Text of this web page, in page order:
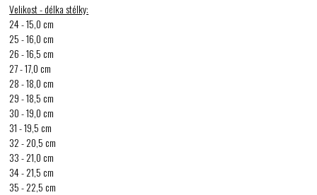
Velikost - délka stélky:
24 - 15,0 cm
25 - 16,0 cm
26 - 16,5 cm
27 - 17,0 cm
28 - 18,0 cm
29 - 18,5 cm
30 - 19,0 cm
31 - 19,5 cm
32 - 20,5 cm
33 - 21,0 cm
34 - 21,5 cm
35 - 22,5 cm